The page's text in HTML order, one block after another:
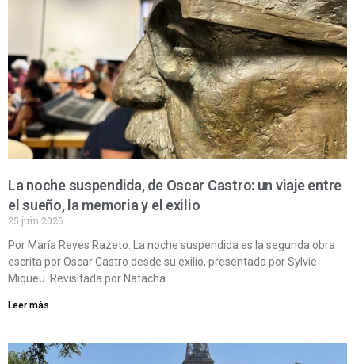
La noche suspendida, de Oscar Castro: un viaje entre
el sueño, la memoria y el exilio
25 juin 2026
Por María Reyes Razeto. La noche suspendida es la segunda obra
escrita por Oscar Castro desde su exilio, presentada por Sylvie
Miqueu. Revisitada por Natacha…
Leer màs